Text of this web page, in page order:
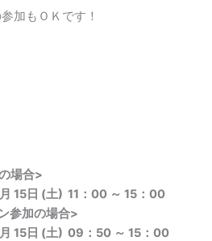
加もＯＫです！
合>
(土) 11：00 ～ 15：00
の場合>
(土) 09：50 ～ 15：00